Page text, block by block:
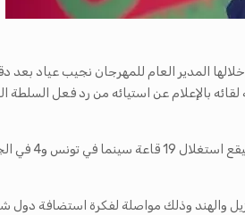
الوطنية والأجنبية والتي أعلن خلالها المدير العام
بالإعلام عن استيائه من رد فعل السلطة
وعن الـ”جي.سي.سي” في أرقام،
والهند وذلك مواصلة لفكرة استضافة